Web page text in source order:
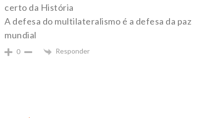
certo da História
A defesa do multilateralismo é a defesa da paz
mundial
0 Responder